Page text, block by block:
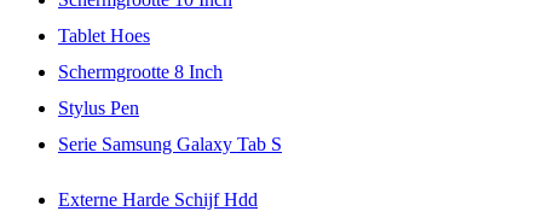
Tablet Hoes
Schermgrootte 8 Inch
Stylus Pen
Serie Samsung Galaxy Tab S
Externe Harde Schijf Hdd